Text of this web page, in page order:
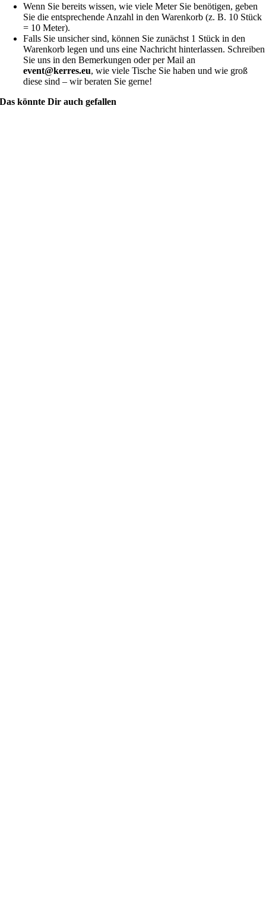
Wenn Sie bereits wissen, wie viele Meter Sie benötigen, geben
Sie die entsprechende Anzahl in den Warenkorb (z. B. 10 Stück
= 10 Meter).
Falls Sie unsicher sind, können Sie zunächst 1 Stück in den
Warenkorb legen und uns eine Nachricht hinterlassen. Schreiben
Sie uns in den Bemerkungen oder per Mail an
event@kerres.eu, wie viele Tische Sie haben und wie groß
diese sind – wir beraten Sie gerne!
Das könnte Dir auch gefallen